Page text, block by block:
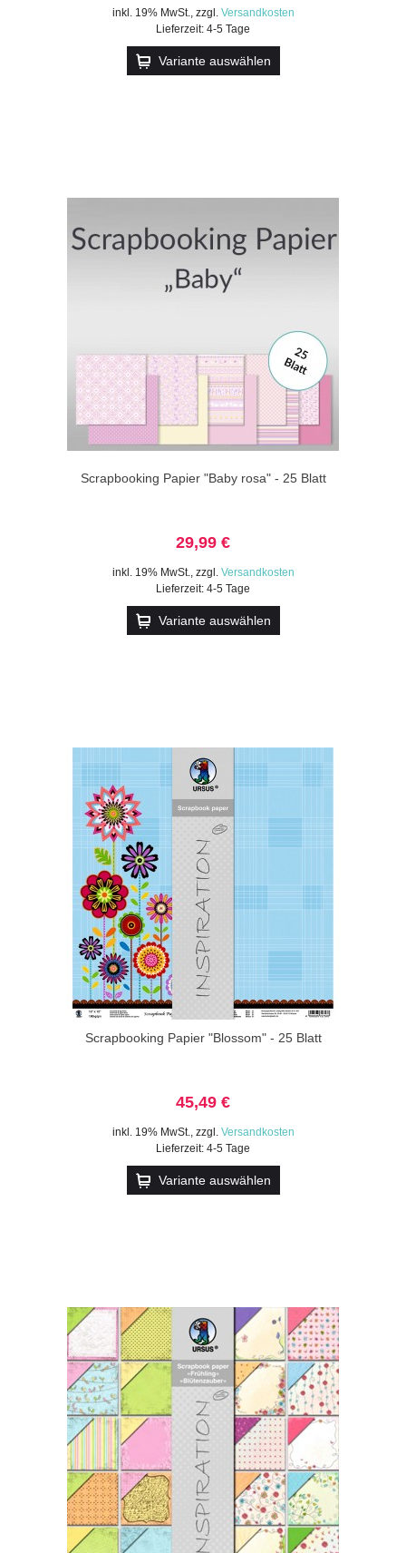
inkl. 19% MwSt., zzgl. Versandkosten
Lieferzeit: 4-5 Tage
Variante auswählen
Scrapbooking Papier "Baby rosa" - 25 Blatt
29,99 €
inkl. 19% MwSt., zzgl. Versandkosten
Lieferzeit: 4-5 Tage
Variante auswählen
Scrapbooking Papier "Blossom" - 25 Blatt
45,49 €
inkl. 19% MwSt., zzgl. Versandkosten
Lieferzeit: 4-5 Tage
Variante auswählen